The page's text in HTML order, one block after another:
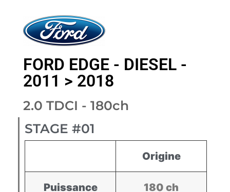
FORD EDGE - DIESEL -
2011 > 2018
2.0 TDCI - 180ch
STAGE #01
Origine
Puissance 180 ch